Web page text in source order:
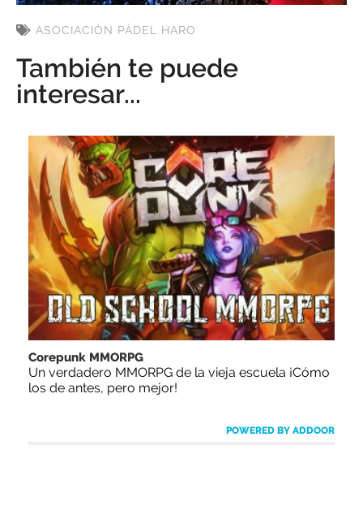
ASOCIACIÓN PÁDEL HARO
También te puede
interesar...
Corepunk MMORPG
Un verdadero MMORPG de la vieja escuela ¡Cómo
los de antes, pero mejor!
POWERED BY ADDOOR